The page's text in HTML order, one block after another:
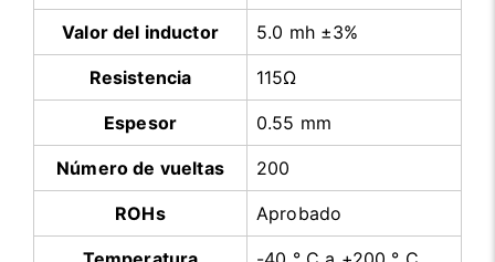
Valor del inductor 5.0 mh ±3%
Resistencia 115Ω
Espesor 0.55 mm
Número de vueltas 200
ROHs Aprobado